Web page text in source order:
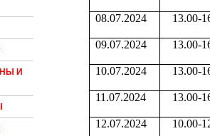
И
08.07.2024 13.00-
09.07.2024 13.00-
10.07.2024 13.00-
11.07.2024 13.00-
12.07.2024 10.00-